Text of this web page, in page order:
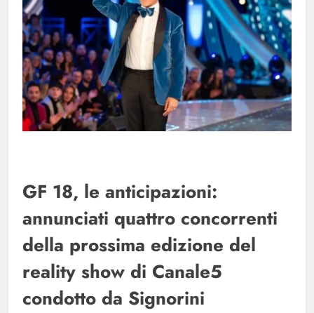
GF 18, le anticipazioni:
annunciati quattro concorrenti
della prossima edizione del
reality show di Canale5
condotto da Signorini